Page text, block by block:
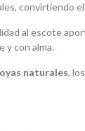
convirtiendo
al escote
y con alma.
naturales,